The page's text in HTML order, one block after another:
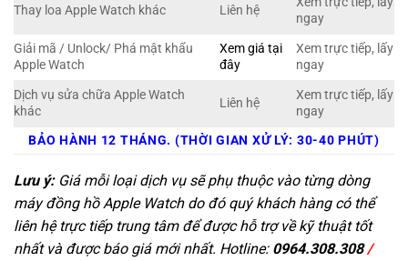
Thay loa Apple Watch khác Liên hệ
ngay
Giải mã / Unlock/ Phá mật khẩu
Apple Watch
Xem giá tại
đây
Xem trực tiếp, lấy
ngay
Dịch vụ sửa chữa Apple Watch
khác
Liên hệ
Xem trực tiếp, lấy
ngay
BẢO HÀNH 12 THÁNG. (THỜI GIAN XỬ LÝ: 30-40 PHÚT)
Lưu ý:Giá mỗi loại dịch vụ sẽ phụ thuộc vào từng dòng
máy đồng hồ Apple Watch do đó quý khách hàng có thể
liên hệ trực tiếp trung tâm để được hỗ trợ về kỹ thuật tốt
nhất và được báo giá mới nhất. Hotline: 0964.308.308/